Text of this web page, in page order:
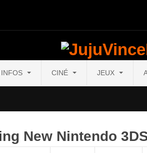
INFOS CINÉ JEUX
New Nintendo